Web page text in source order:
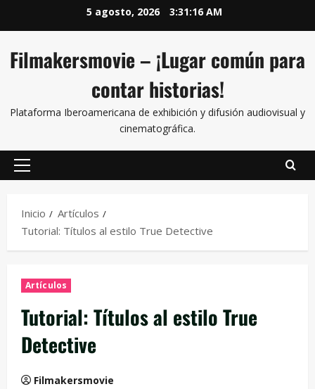
5 agosto, 2026 3:31:17 AM
Filmakersmovie – ¡Lugar común para
contar historias!
Plataforma Iberoamericana de exhibición y difusión audiovisual y
cinematográfica.
Inicio
Artículos
Tutorial: Títulos al estilo True Detective
Artículos
Tutorial: Títulos al estilo True
Detective
Filmakersmovie